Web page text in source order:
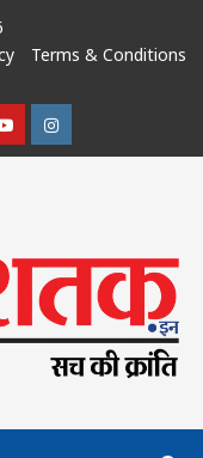
Terms & Conditions
Instagram